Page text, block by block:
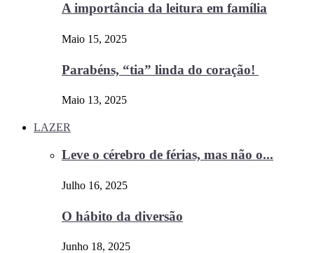
A importância da leitura em família
Maio 15, 2025
Parabéns, “tia” linda do coração!
Maio 13, 2025
LAZER
Leve o cérebro de férias, mas não o...
Julho 16, 2025
O hábito da diversão
Junho 18, 2025